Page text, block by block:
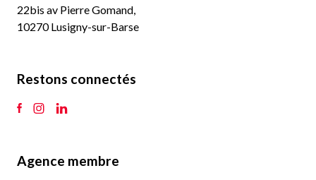
22bis av Pierre Gomand,
10270 Lusigny-sur-Barse
Restons connectés
Agence membre